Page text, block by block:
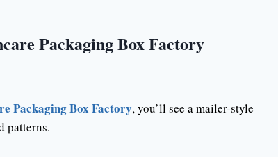
Packaging Box Factory
Packaging Box Factory, you’ll see a mailer-style
patterns.